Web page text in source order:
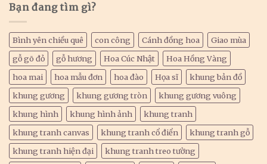
Bạn đang tìm gì?
Bình yên chiều quê con công Cánh đồng hoa
Giao mùa
gỗ gõ đỏ
gỗ hương Hoa Cúc Nhật
Hoa Hồng Vàng
hoa mai
hoa mẫu đơn hoa đào Họa sĩ
khung bản đồ
khung gương
khung gương tròn
khung gương vuông
khung hình
khung hình ảnh
khung tranh
khung tranh canvas
khung tranh cổ điển
khung tranh gỗ
khung tranh hiện đại
khung tranh treo tường